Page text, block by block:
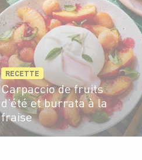
RECETTE
Carpaccio de fruits
d'été et burrata à la
fraise